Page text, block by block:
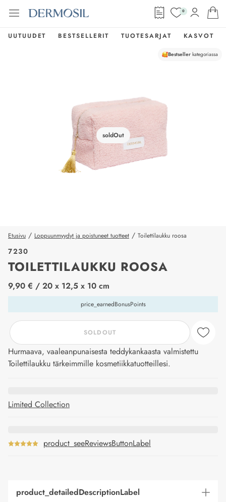
0
UUTUUDET BESTSELLERIT TUOTESARJAT KASVOT
soldOut
Bestseller kategoriassa
Etusivu / Loppuunmyydyt ja poistuneet tuotteet / Toilettilaukku roosa
7230
TOILETTILAUKKU ROOSA
price_label
9,90 € / 20 x 12,5 x 10 cm
price_earnedBonusPoints
SOLDOUT
Hurmaava, vaaleanpunaisesta teddykankaasta valmistettu
Toilettilaukku tärkeimmille kosmetiikkatuotteillesi.
Limited Collection
product_seeReviewsButtonLabel
product_detailedDescriptionLabel